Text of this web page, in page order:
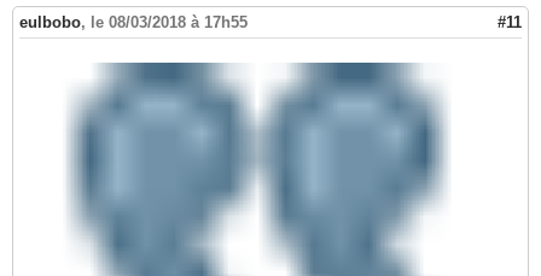
eulbobo, le 08/03/2018 à 17h55 #11